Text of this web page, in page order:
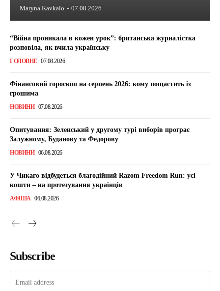
Maryna Kavkalo - 07.08.2026
“Війна проникала в кожен урок”: британська журналістка
розповіла, як вчила українську
ГОЛОВНЕ 07.08.2026
Фінансовий гороскоп на серпень 2026: кому пощастить із
грошима
НОВИНИ 07.08.2026
Опитування: Зеленський у другому турі виборів програє
Залужному, Буданову та Федорову
НОВИНИ 06.08.2026
У Чикаго відбудеться благодійний Razom Freedom Run: усі
кошти – на протезування українців
АФІША 06.08.2026
Subscribe